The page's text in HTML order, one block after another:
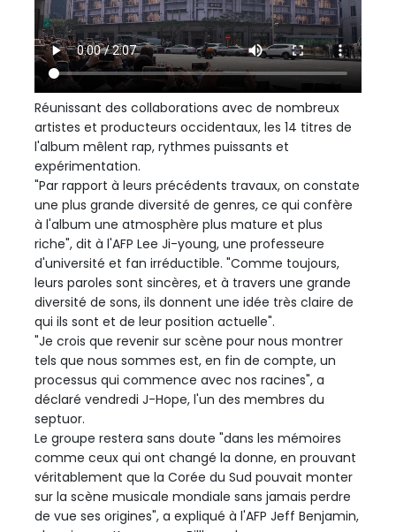
Réunissant des collaborations avec de nombreux
artistes et producteurs occidentaux, les 14 titres de
l'album mêlent rap, rythmes puissants et
expérimentation.
"Par rapport à leurs précédents travaux, on constate
une plus grande diversité de genres, ce qui confère
à l'album une atmosphère plus mature et plus
riche", dit à l'AFP Lee Ji-young, une professeure
d'université et fan irréductible. "Comme toujours,
leurs paroles sont sincères, et à travers une grande
diversité de sons, ils donnent une idée très claire de
qui ils sont et de leur position actuelle".
"Je crois que revenir sur scène pour nous montrer
tels que nous sommes est, en fin de compte, un
processus qui commence avec nos racines", a
déclaré vendredi J-Hope, l'un des membres du
septuor.
Le groupe restera sans doute "dans les mémoires
comme ceux qui ont changé la donne, en prouvant
véritablement que la Corée du Sud pouvait monter
sur la scène musicale mondiale sans jamais perdre
de vue ses origines", a expliqué à l'AFP Jeff Benjamin,